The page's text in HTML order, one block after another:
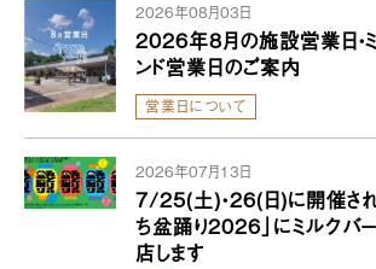
2026年08月03日
2026年8月の施設営業日・
ンド営業日のご案内
営業日について
2026年07月13日
7/25(土)・26(日)に開催され
ち盆踊り2026」にミルクバ
店します